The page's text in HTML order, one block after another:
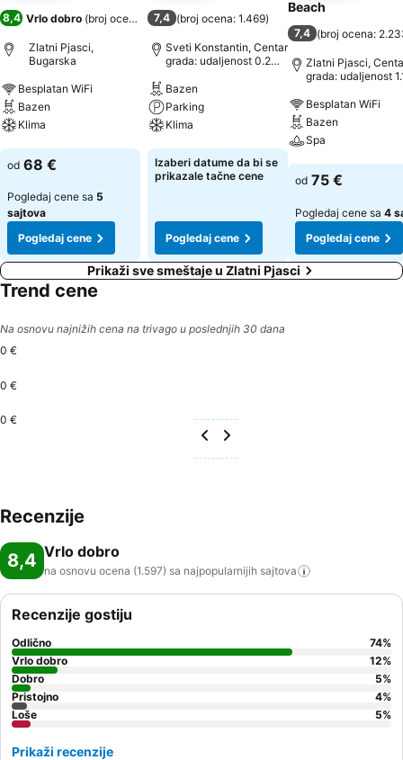
8,4 Vrlo dobro (broj ocena: 1.597 )
Zlatni Pjasci,
Bugarska
Besplatan WiFi
Bazen
Klima
Pogledaj cene
od 68 €
Pogledaj cene sa 5
sajtova
Pogledaj cene
7,4 (broj ocena: 1.469)
Sveti Konstantin, Centar
grada: udaljenost 0.2
Bazen
Parking
Klima
Pogledaj cene
Izaberi datume da bi se
prikazale tačne cene
Pogledaj cene
Beach
7,4 (broj ocena:
Zlatni Pjasci,
grada: udaljenost
Besplatan WiFi
Bazen
Spa
Pogledaj cene
od 75 €
Pogledaj cene sa 4
Pogledaj cene
Prikaži sve smeštaje u Zlatni Pjasci
Trend cene
Na osnovu najnižih cena na trivago u poslednjih 30 dana
0 €
0 €
0 €
Recenzije
8,4 Vrlo dobro
na osnovu ocena (1.597) sa najpopularnijih sajtova
Recenzije gostiju
Odlično 74%
Vrlo dobro
12%
Dobro
5%
Pristojno
4%
Loše
5%
Prikaži recenzije